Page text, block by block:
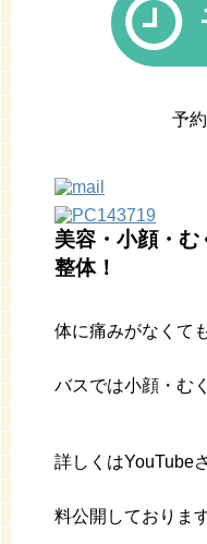
予
美容・小顔・む
整体！
体に痛みがなくて
バスでは小顔・む
詳しくはYouTube
料公開しておりま